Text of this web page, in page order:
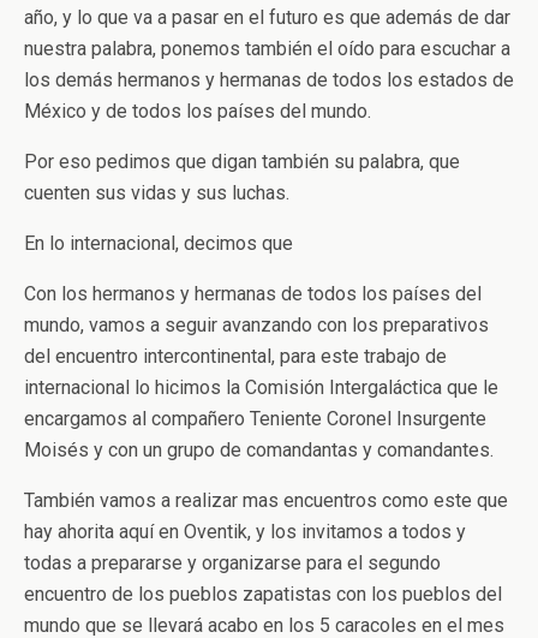
año, y lo que va a pasar en el futuro es que además de dar
nuestra palabra, ponemos también el oído para escuchar a
los demás hermanos y hermanas de todos los estados de
México y de todos los países del mundo.
Por eso pedimos que digan también su palabra, que
cuenten sus vidas y sus luchas.
En lo internacional, decimos que
Con los hermanos y hermanas de todos los países del
mundo, vamos a seguir avanzando con los preparativos
del encuentro intercontinental, para este trabajo de
internacional lo hicimos la Comisión Intergaláctica que le
encargamos al compañero Teniente Coronel Insurgente
Moisés y con un grupo de comandantas y comandantes.
También vamos a realizar mas encuentros como este que
hay ahorita aquí en Oventik, y los invitamos a todos y
todas a prepararse y organizarse para el segundo
encuentro de los pueblos zapatistas con los pueblos del
mundo que se llevará acabo en los 5 caracoles en el mes